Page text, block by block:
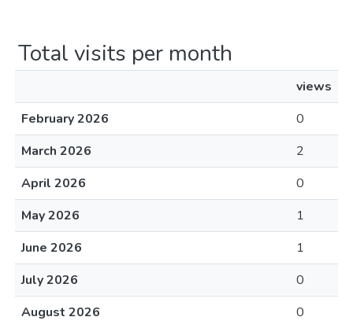
Total visits per month
views
February 2026
0
March 2026
2
April 2026
0
May 2026
1
June 2026
1
July 2026
0
August 2026
0